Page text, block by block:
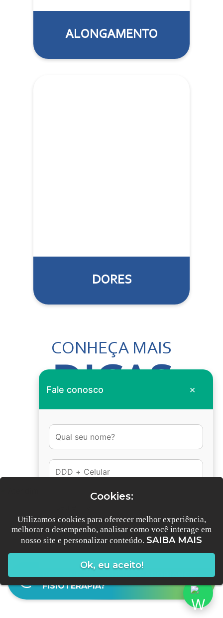
ALONGAMENTO
DORES
CONHEÇA MAIS
DICAS
DESCUBRA AQUI
DÚVIDAS FREQUENTES
POR QUÊ ESCOLHER A CAPOBIANCO
FISIOTERAPIA?
Cookies:
Utilizamos cookies para oferecer melhor experiência,
melhorar o desempenho, analisar como você interage em
nosso site e personalizar conteúdo. SAIBA MAIS
Ok, eu aceito!
Fale conosco ×
Conversar no Whatsapp